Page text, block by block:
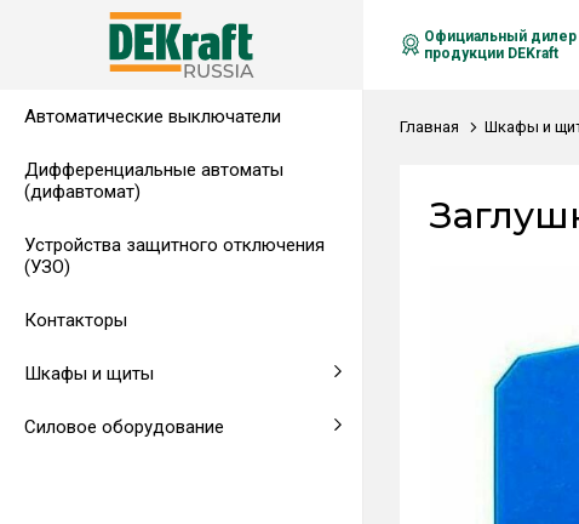
Автоматические выключатели
Дифференциальные автоматы
(дифавтомат)
Устройства защитного отключения
(УЗО)
Контакторы
Шкафы и щиты
Распределительные щиты,
Напольные щиты
Клеммы и комплектующие
Клеммы на DIN-рейку
Аксессуары для щитов
Силовое оборудование
Автоматические выключатели в
Аксессуары
Предохранители
Щитовые приборы
Амперметры
Автоматические воздушные
выключатели
Воздушные автоматические
Официальный дилер
продукции DEKraft
Главная Шкафы и